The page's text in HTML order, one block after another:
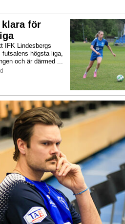
klara för
IFK Lindesbergs
högsta liga,
och är därmed ...